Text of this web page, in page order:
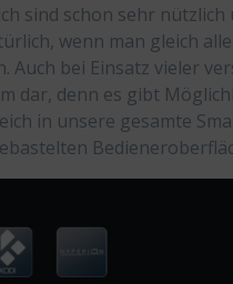
sind schon sehr
wenn man gleich
bei Einsatz vieler
dar, denn es gibt
in unsere gesamte